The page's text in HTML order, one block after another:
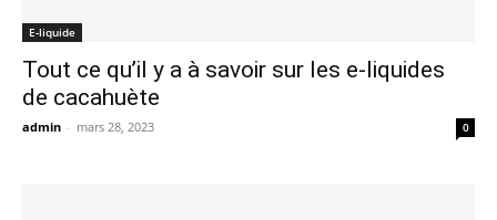
E-liquide
Tout ce qu’il y a à savoir sur les e-liquides
de cacahuète
admin - mars 28, 2023 0